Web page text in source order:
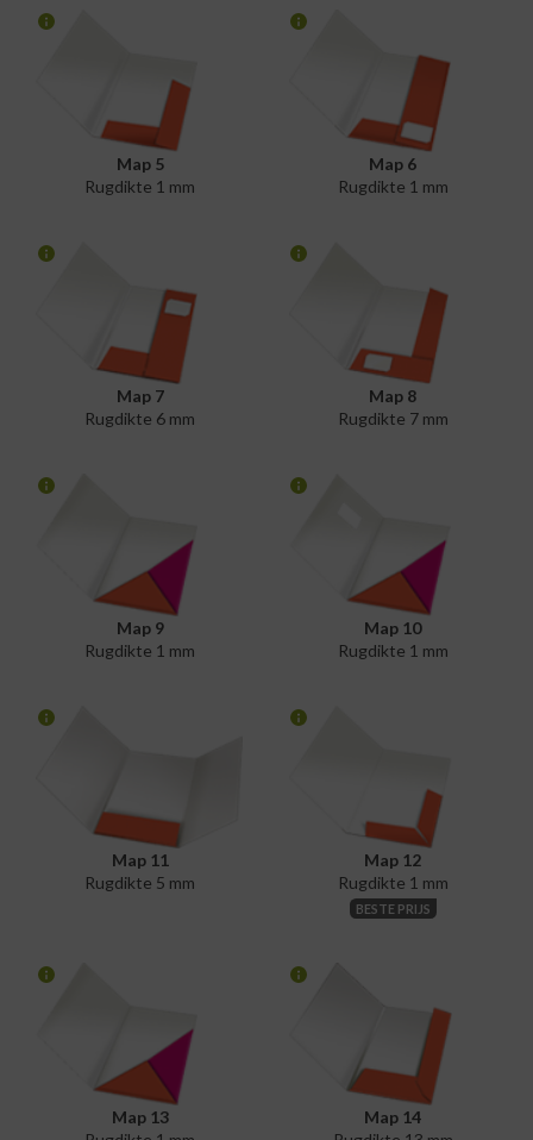
Map 5
Rugdikte 1 mm
Map 6
Rugdikte 1 mm
Map 7
Rugdikte 6 mm
Map 8
Rugdikte 7 mm
Map 9
Rugdikte 1 mm
Map 10
Rugdikte 1 mm
Map 11
Rugdikte 5 mm
Map 12
Rugdikte 1 mm
BESTE PRIJS
Map 13
Map 14